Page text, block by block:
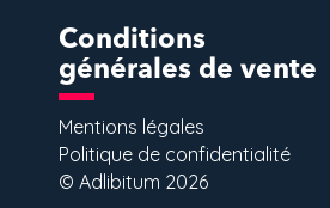
Conditions
générales de vente
Mentions légales
Politique de confidentialité
© Adlibitum 2026